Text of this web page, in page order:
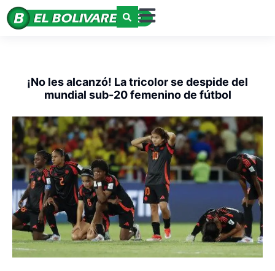
¡No les alcanzó! La tricolor se despide del
mundial sub-20 femenino de fútbol